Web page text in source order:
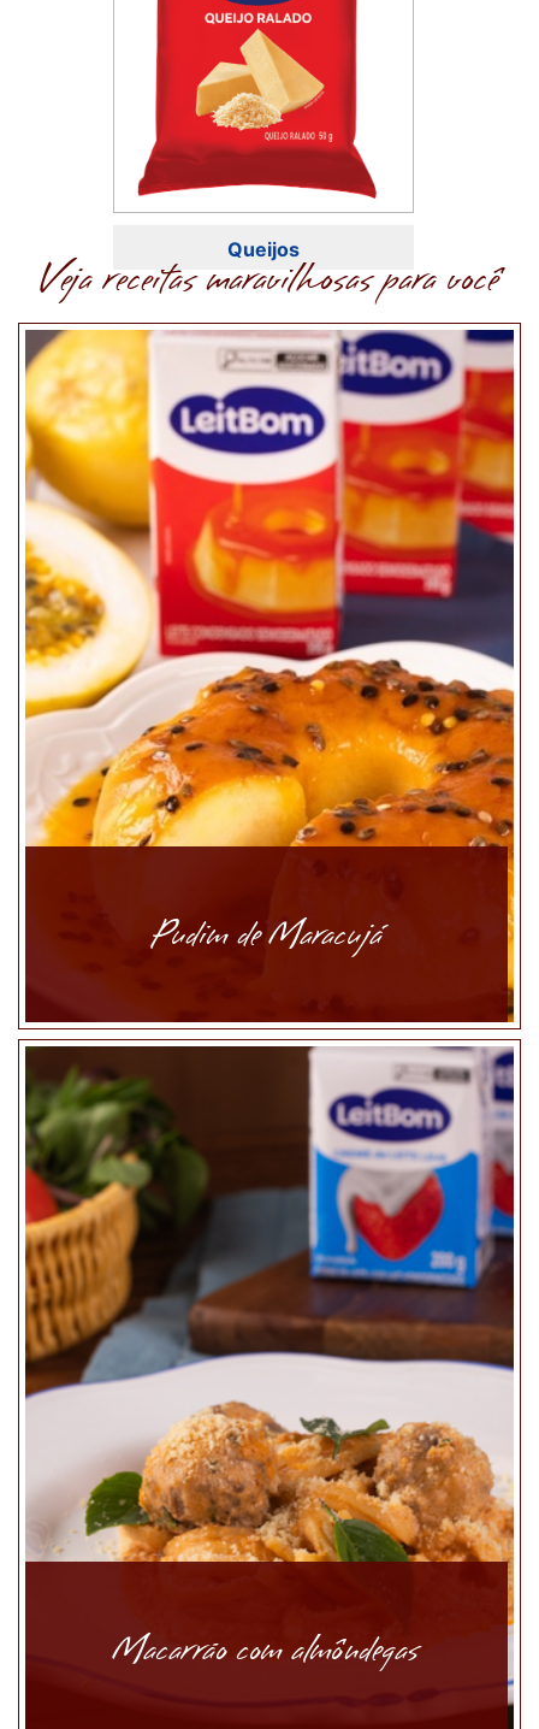
Queijos
Veja receitas maravilhosas para você
Pudim de Maracujá
Macarrão com almôndegas